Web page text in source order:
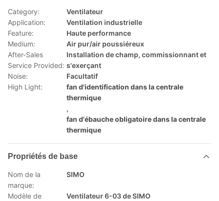
Category:
Ventilateur
Application:
Ventilation industrielle
Feature:
Haute performance
Medium:
Air pur/air poussiéreux
After-Sales
Service Provided:
Installation de champ, commissionnant et
s'exerçant
Noise:
Facultatif
High Light:
fan d'identification dans la centrale
thermique
,
fan d'ébauche obligatoire dans la centrale
thermique
Propriétés de base
Nom de la
marque:
SIMO
Modèle de
Ventilateur 6-03 de SIMO